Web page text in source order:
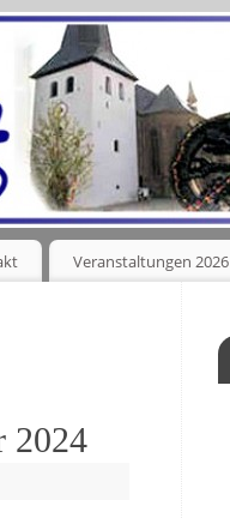
Veranstaltungen 2026
2024